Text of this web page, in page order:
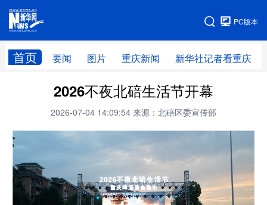
PC版本
首页 要闻 图片 重庆新闻 新华社记者看重庆
网站地图
2026不夜北碚生活节开幕
2026-07-04 14:09:54 来源：北碚区委宣传部